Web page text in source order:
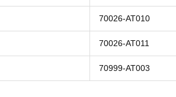
70026-AT010
70026-AT011
70999-AT003